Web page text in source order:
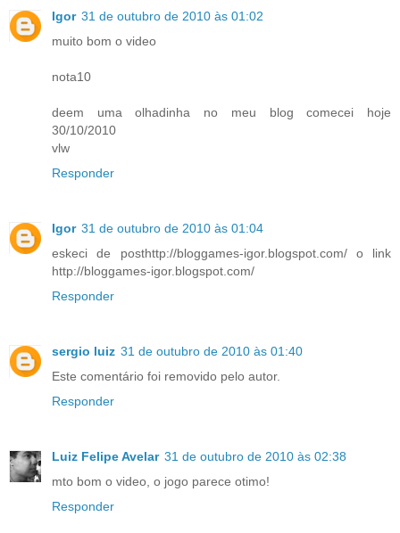
Igor 31 de outubro de 2010 às 01:02
muito bom o video
nota10
deem uma olhadinha no meu blog comecei hoje
30/10/2010
vlw
Responder
Igor 31 de outubro de 2010 às 01:04
eskeci de posthttp://bloggames-igor.blogspot.com/ o link
http://bloggames-igor.blogspot.com/
Responder
sergio luiz 31 de outubro de 2010 às 01:40
Este comentário foi removido pelo autor.
Responder
Luiz Felipe Avelar 31 de outubro de 2010 às 02:38
mto bom o video, o jogo parece otimo!
Responder